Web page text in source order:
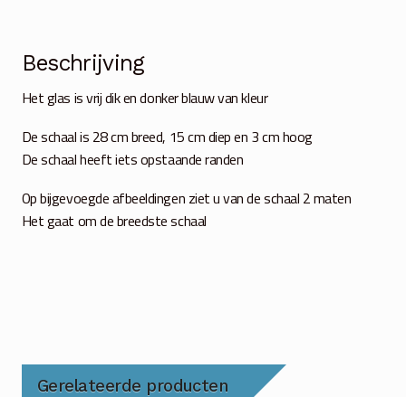
Beschrijving
Het glas is vrij dik en donker blauw van kleur
De schaal is 28 cm breed, 15 cm diep en 3 cm hoog
De schaal heeft iets opstaande randen
Op bijgevoegde afbeeldingen ziet u van de schaal 2 maten
Het gaat om de breedste schaal
Gerelateerde producten